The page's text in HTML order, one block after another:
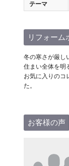
テーマ
リフォーム
冬の寒さが厳し
住まい全体を明
お気に入りのコ
た。
お客様の声